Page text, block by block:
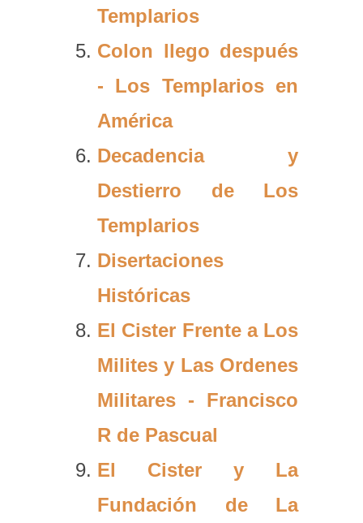
Templarios
Colon llego después
- Los Templarios en
América
Decadencia y
Destierro de Los
Templarios
Disertaciones
Históricas
El Cister Frente a Los
Milites y Las Ordenes
Militares - Francisco
R de Pascual
El Cister y La
Fundación de La